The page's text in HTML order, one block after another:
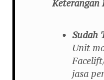
Keterangan
Sudah
Unit
jasa